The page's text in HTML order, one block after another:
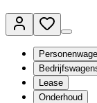
Lease
Onderhoud